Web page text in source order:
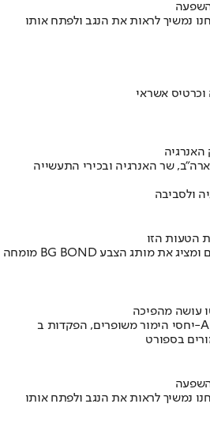
נמשיך לראות את הנגב ולפתח אותו
האנרגיה
שר האנרגיה ובכירי התעשייה
ולסביבה
הטעות הזו
בספורט
נמשיך לראות את הנגב ולפתח אותו